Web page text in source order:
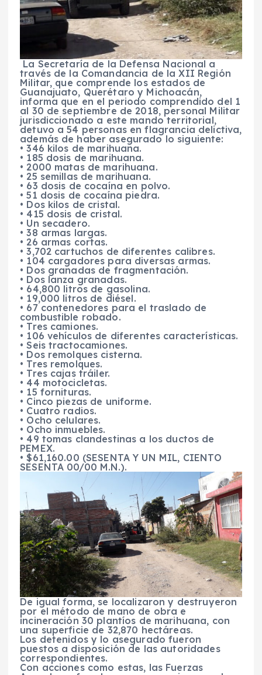
La Secretaría de la Defensa Nacional a
través de la Comandancia de la XII Región
Militar, que comprende los estados de
Guanajuato, Querétaro y Michoacán,
informa que en el periodo comprendido del 1
al 30 de septiembre de 2018, personal Militar
jurisdiccionado a este mando territorial,
detuvo a 54 personas en flagrancia delictiva,
además de haber asegurado lo siguiente:
• 346 kilos de marihuana.
• 185 dosis de marihuana.
• 2000 matas de marihuana.
• 25 semillas de marihuana.
• 63 dosis de cocaína en polvo.
• 51 dosis de cocaína piedra.
• Dos kilos de cristal.
• 415 dosis de cristal.
• Un secadero.
• 38 armas largas.
• 26 armas cortas.
• 3,702 cartuchos de diferentes calibres.
• 104 cargadores para diversas armas.
• Dos granadas de fragmentación.
• Dos lanza granadas.
• 64,800 litros de gasolina.
• 19,000 litros de diésel.
• 67 contenedores para el traslado de
combustible robado.
• Tres camiones.
• 106 vehículos de diferentes características.
• Seis tractocamiones.
• Dos remolques cisterna.
• Tres remolques.
• Tres cajas tráiler.
• 44 motocicletas.
• 15 fornituras.
• Cinco piezas de uniforme.
• Cuatro radios.
• Ocho celulares.
• Ocho inmuebles.
• 49 tomas clandestinas a los ductos de
PEMEX.
• $61,160.00 (SESENTA Y UN MIL, CIENTO
SESENTA 00/00 M.N.).
De igual forma, se localizaron y destruyeron
por el método de mano de obra e
incineración 30 plantíos de marihuana, con
una superficie de 32,870 hectáreas.
Los detenidos y lo asegurado fueron
puestos a disposición de las autoridades
correspondientes.
Con acciones como estas, las Fuerzas